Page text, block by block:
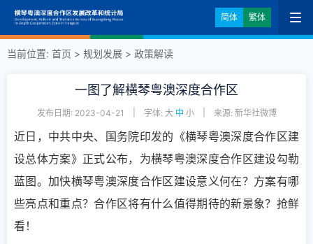
简体 繁体
当前位置: 首页 > 规划发展 > 政策解读
一图了解横琴粤澳深度合作区
发布日期: 2023-04-21 字体: 大 中 小 来源: 新华社微博
近日，中共中央、国务院印发的《横琴粤澳深度合作区建
设总体方案》正式公布，为横琴粤澳深度合作区建设勾勒
蓝图。加快横琴粤澳深度合作区建设意义何在？方案有哪
些亮点和重点？合作区将有什么值得期待的新景象？抢鲜
看！